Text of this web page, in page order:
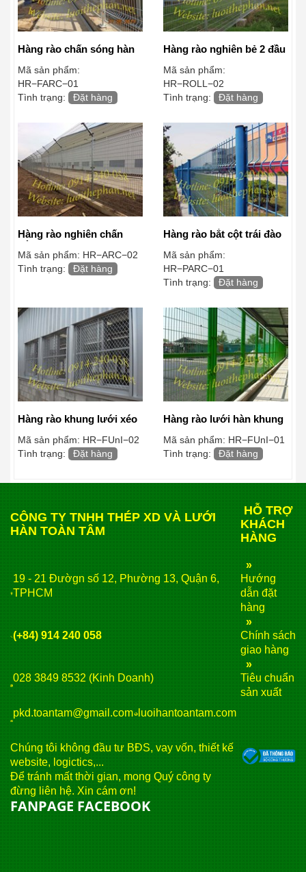
Hàng rào chấn sóng hàn
Mã sản phẩm:
HR−FARC−01
Tình trạng:
Đặt hàng
Hàng rào nghiên bẻ 2 đầu
Mã sản phẩm:
HR−ROLL−02
Tình trạng:
Đặt hàng
Hàng rào nghiên chấn
sóng
Mã sản phẩm: HR−ARC−02
Tình trạng:
Đặt hàng
Hàng rào bắt cột trái đào
Mã sản phẩm:
HR−PARC−01
Tình trạng:
Đặt hàng
Hàng rào khung lưới xéo
Mã sản phẩm: HR−FUnI−02
Tình trạng:
Đặt hàng
Hàng rào lưới hàn khung
Mã sản phẩm: HR−FUnI−01
Tình trạng:
Đặt hàng
CÔNG TY TNHH THÉP XD VÀ LƯỚI
HÀN TOÀN TÂM
HỖ TRỢ
KHÁCH
HÀNG
19 - 21 Đườgn số 12, Phường 13, Quận 6,
TPHCM
»
Hướng
dẫn đặt
hàng
(+84) 914 240 058
»
Chính sách
giao hàng
028 3849 8532 (Kinh Doanh)
»
Tiêu chuẩn
sản xuất
pkd.toantam@gmail.com
luoihantoantam.com
Chúng tôi không đầu tư BĐS, vay vốn, thiết kế
website, logictics,...
Để tránh mất thời gian, mong Quý công ty
đừng liên hệ. Xin cám ơn!
FANPAGE FACEBOOK